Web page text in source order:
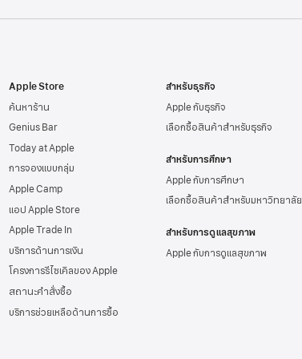
Apple Store
ค้นหาร้าน
Genius Bar
Today at Apple
การจองแบบกลุ่ม
Apple Camp
แอป Apple Store
Apple Trade In
บริการด้านการเงิน
โครงการรีไซเคิลของ Apple
สถานะคำสั่งซื้อ
บริการช่วยเหลือด้านการซื้อ
สำหรับธุรกิจ
Apple กับธุรกิจ
เลือกซื้อสินค้าสำหรับธุรกิจ
สำหรับการศึกษา
Apple กับการศึกษา
เลือกซื้อสินค้าสำหรับมหาวิทยาลัย
สำหรับการดูแลสุขภาพ
Apple กับการดูแลสุขภาพ